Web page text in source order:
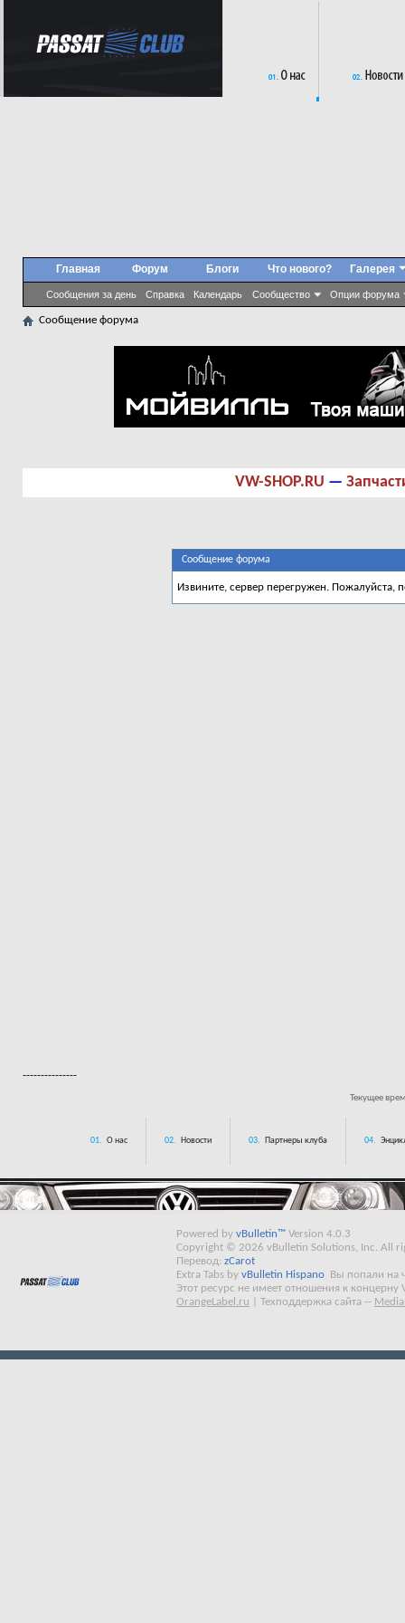
Главная Форум
Сообщения за день Справка Календарь Сообщество Опции форума
Блоги Что нового? Галерея
Сообщение форума
VW-SHOP.RU —
Сообщение форума
Извините, сервер перегружен. Пожалуйста,
---------------
Текущее
01. О нас 02. Новости 03. Партнеры клуба 04.
Powered by vBulletin™ Version 4.0.3
Copyright © 2026 vBulletin Solutions, Inc. All
Перевод: zCarot
Extra Tabs by vBulletin Hispano
Вы попали на
Этот ресурс не имеет отношения к концерну
OrangeLabel.ru
Техподдержка сайта --